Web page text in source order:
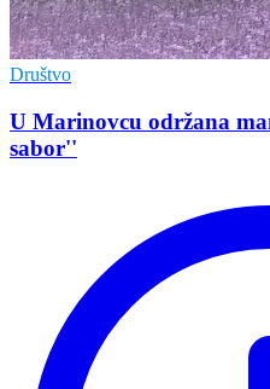
Društvo
U Marinovcu održana
sabor''